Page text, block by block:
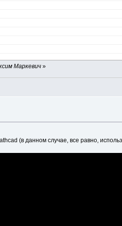
Маркевич »
(в данном случае, все равно,